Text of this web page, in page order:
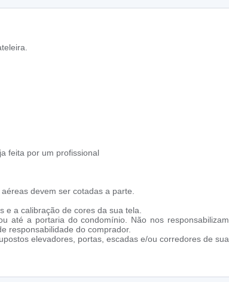
feita por um profissional
devem ser cotadas a parte.
a calibração de cores da sua tela.
até a portaria do condomínio. Não nos
responsabilidade do comprador.
elevadores, portas, escadas e/ou corredores de sua